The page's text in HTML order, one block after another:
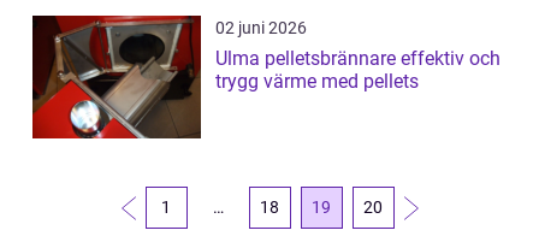
02 juni 2026
Ulma pelletsbrännare effektiv och
trygg värme med pellets
1 … 18 19 20